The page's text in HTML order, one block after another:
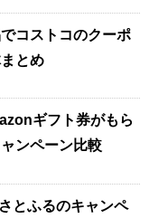
コストコのクーポ
とめ
ギフト券がもら
ンペーン比較
とふるのキャンペ